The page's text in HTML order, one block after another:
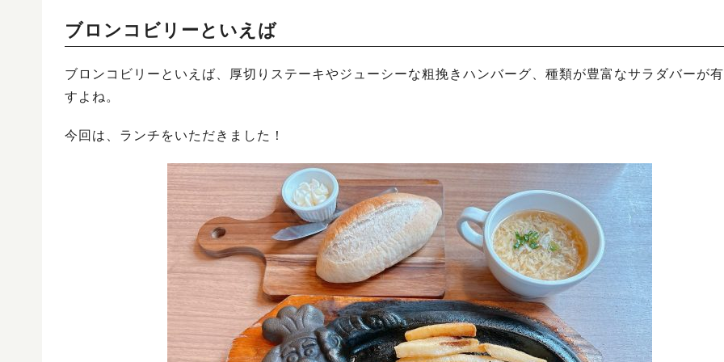
ブロンコビリーといえば
ブロンコビリーといえば、厚切りステーキやジューシーな粗挽きハンバーグ、種類が豊富なサラダバーが
すよね。
今回は、ランチをいただきました！